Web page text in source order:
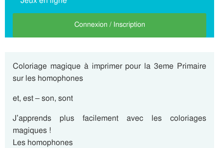
Connexion / Inscription
Coloriage magique à imprimer pour la 3eme Primaire
sur les homophones
et, est – son, sont
J’apprends plus facilement avec les coloriages
magiques !
Les homophones